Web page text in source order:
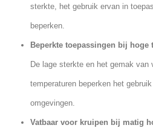
sterkte, het gebruik ervan in
beperken.
Beperkte toepassingen bij hoge
De lage sterkte en het gemak van
temperaturen beperken het
omgevingen.
Vatbaar voor kruipen bij matig